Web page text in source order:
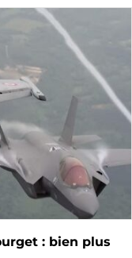
: bien plus